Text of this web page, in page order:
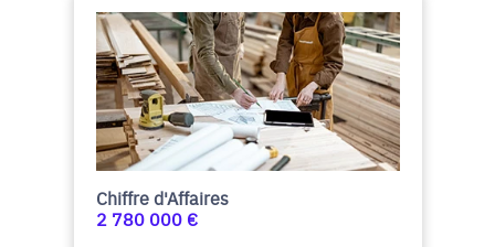
Chiffre d'Affaires
2 780 000 €